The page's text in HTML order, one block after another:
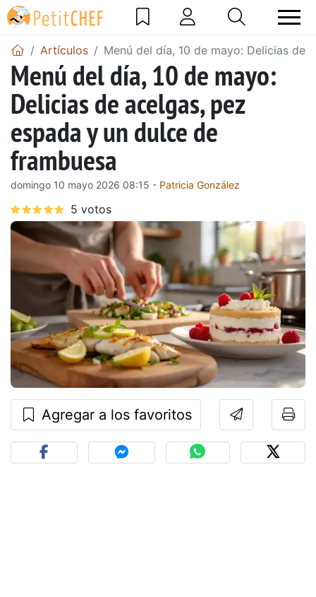
Artículos Menú del día, 10 de mayo: Delicias de
Menú del día, 10 de mayo:
Delicias de acelgas, pez
espada y un dulce de
frambuesa
domingo 10 mayo 2026 08:15 - Patricia González
Agregar a los favoritos